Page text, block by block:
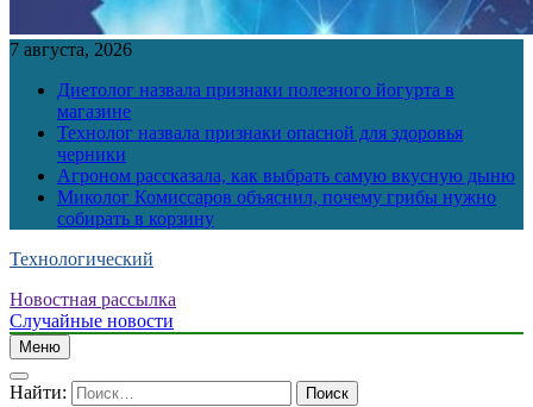
7 августа, 2026
Диетолог назвала признаки полезного йогурта в
магазине
Технолог назвала признаки опасной для здоровья
черники
Агроном рассказала, как выбрать самую вкусную дыню
Миколог Комиссаров объяснил, почему грибы нужно
собирать в корзину
Технологический
Новостная рассылка
Случайные новости
Меню
Найти: